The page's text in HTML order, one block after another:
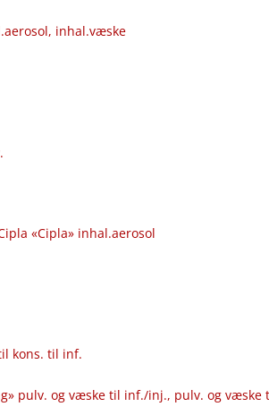
inhal.væske
«Cipla» inhal.aerosol
kons. til inf.
pulv. og væske til inf.​/​inj., pulv. og væske